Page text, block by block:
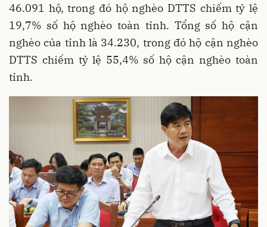
46.091 hộ, trong đó hộ nghèo DTTS chiếm tỷ lệ
19,7% số hộ nghèo toàn tỉnh. Tổng số hộ cận
nghèo của tỉnh là 34.230, trong đó hộ cận nghèo
DTTS chiếm tỷ lệ 55,4% số hộ cận nghèo toàn
tỉnh.